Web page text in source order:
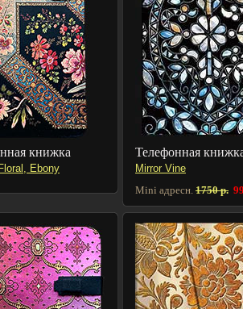
книжка
Ebony
Телефонная
Mirror Vine
Mini адресн. 1750 р.